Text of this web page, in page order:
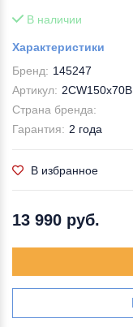
В наличии
Характеристики
Бренд: 145247
Артикул: 2CW150х70B
Страна бренда:
Гарантия: 2 года
В избранное
13 990 руб.